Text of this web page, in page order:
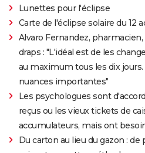
Lunettes pour l'éclipse
Carte de l'éclipse solaire du 12
Alvaro Fernandez,
draps : "L'idéal est de les
au maximum tous les dix jours.
nuances importantes"
Les psychologues sont
reçus ou les vieux tickets de
accumulateurs, mais ont
Du carton au lieu du gazon :